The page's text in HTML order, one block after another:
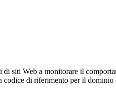
siti Web a monitorare il
codice di riferimento per il